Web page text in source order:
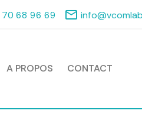
68 96 69 mail_outline
A PROPOS CONTACT